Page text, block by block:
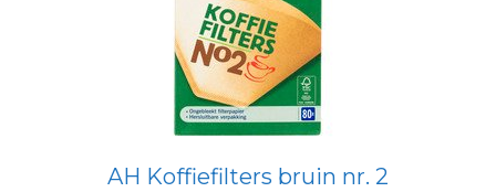
AH Koffiefilters bruin nr. 2